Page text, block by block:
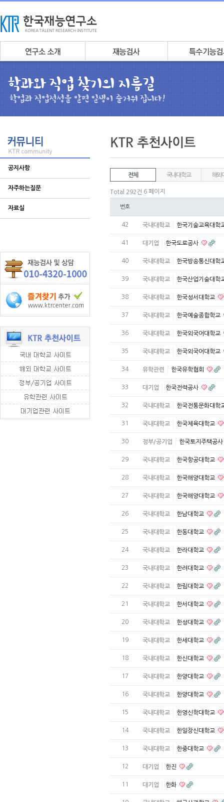
공지사항
자주하는질문
자료실
전체 국내대학교 해외
Total 292건 6 페이지
번호
42 국내대학교 한국기술교육대학
41 대기업 한국도로공사
40 국내대학교 한국방송통신대학
39 국내대학교 한국산업기술대학
38 국내대학교 한국성서대학교
37 국내대학교 한국예술종합학교
36 국내대학교 한국외국어대학교
35 국내대학교 한국외국어대학교
34 유학관련 한국유학협회
33 대기업 한국전력공사
32 국내대학교 한국전통문화대학
31 국내대학교 한국체육대학교
30 정부/공기업 한국토지주택공사
29 국내대학교 한국항공대학교
28 국내대학교 한국해양대학교
27 국내대학교 한국해양대학교
26 국내대학교 한남대학교
25 국내대학교 한동대학교
24 국내대학교 한라대학교
23 국내대학교 한려대학교
22 국내대학교 한림대학교
21 국내대학교 한서대학교
20 국내대학교 한성대학교
19 국내대학교 한세대학교
18 국내대학교 한신대학교
17 국내대학교 한양대학교
16 국내대학교 한양대학교
15 국내대학교 한영신학대학교
14 국내대학교 한일장신대학교
13 국내대학교 한중대학교
12 대기업 한진
11 대기업 한화